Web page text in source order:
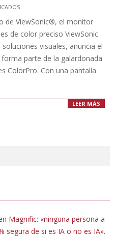
de ViewSonic®, el monitor
de color preciso ViewSonic
visuales, anuncia el
parte de la galardonada
ColorPro. Con una pantalla
LEER MÁS
Magnific: «ninguna persona a
segura de si es IA o no es IA».